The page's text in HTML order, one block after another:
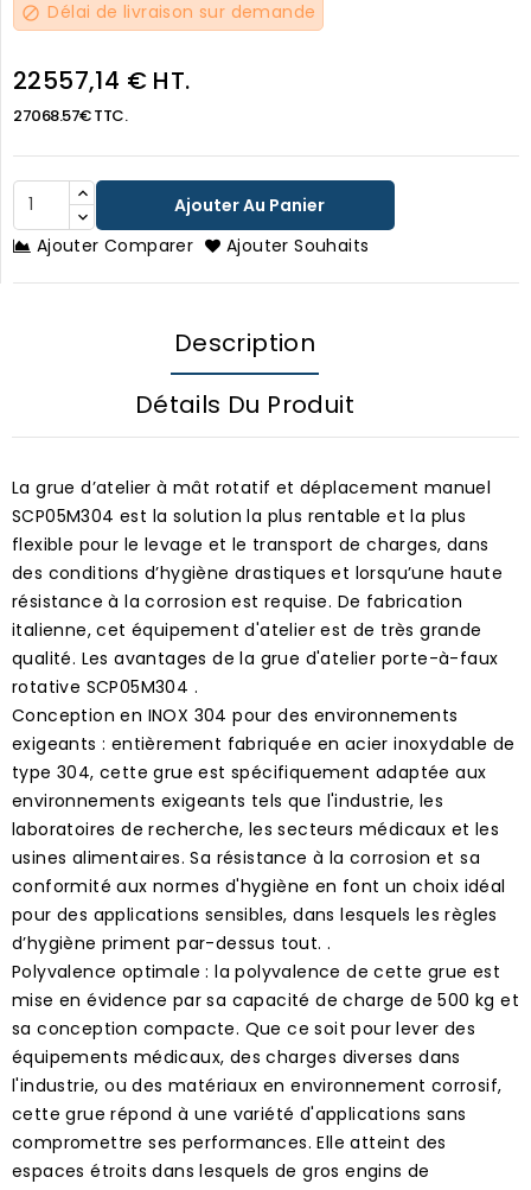
block Délai de livraison sur demande
22557,14 € HT.
27068.57€ TTC.
Ajouter Au Panier
Ajouter Comparer
Ajouter Souhaits
Description
Détails Du Produit
La grue d’atelier à mât rotatif et déplacement manuel
SCP05M304 est la solution la plus rentable et la plus
flexible pour le levage et le transport de charges, dans
des conditions d’hygiène drastiques et lorsqu’une haute
résistance à la corrosion est requise. De fabrication
italienne, cet équipement d'atelier est de très grande
qualité. Les avantages de la grue d'atelier porte-à-faux
rotative SCP05M304 .
Conception en INOX 304 pour des environnements
exigeants : entièrement fabriquée en acier inoxydable de
type 304, cette grue est spécifiquement adaptée aux
environnements exigeants tels que l'industrie, les
laboratoires de recherche, les secteurs médicaux et les
usines alimentaires. Sa résistance à la corrosion et sa
conformité aux normes d'hygiène en font un choix idéal
pour des applications sensibles, dans lesquels les règles
d’hygiène priment par-dessus tout. .
Polyvalence optimale : la polyvalence de cette grue est
mise en évidence par sa capacité de charge de 500 kg et
sa conception compacte. Que ce soit pour lever des
équipements médicaux, des charges diverses dans
l'industrie, ou des matériaux en environnement corrosif,
cette grue répond à une variété d'applications sans
compromettre ses performances. Elle atteint des
espaces étroits dans lesquels de gros engins de